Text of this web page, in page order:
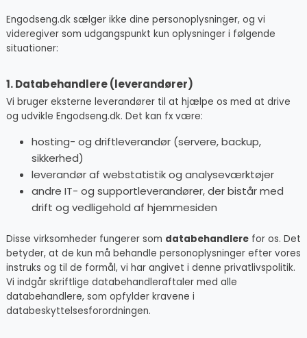
Engodseng.dk sælger ikke dine personoplysninger, og vi
videregiver som udgangspunkt kun oplysninger i følgende
situationer:
1. Databehandlere (leverandører)
Vi bruger eksterne leverandører til at hjælpe os med at drive
og udvikle Engodseng.dk. Det kan fx være:
hosting- og driftleverandør (servere, backup,
sikkerhed)
leverandør af webstatistik og analyseværktøjer
andre IT- og supportleverandører, der bistår med
drift og vedligehold af hjemmesiden
Disse virksomheder fungerer som databehandlere for os. Det
betyder, at de kun må behandle personoplysninger efter vores
instruks og til de formål, vi har angivet i denne privatlivspolitik.
Vi indgår skriftlige databehandleraftaler med alle
databehandlere, som opfylder kravene i
databeskyttelsesforordningen.